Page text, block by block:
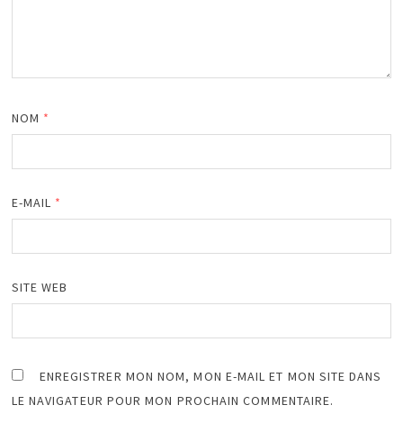
NOM *
E-MAIL *
SITE WEB
ENREGISTRER MON NOM, MON E-MAIL ET MON SITE DANS
LE NAVIGATEUR POUR MON PROCHAIN COMMENTAIRE.